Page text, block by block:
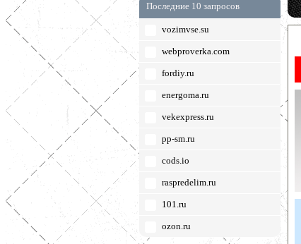
Последние 10 запросов
vozimvse.su
webproverka.com
fordiy.ru
energoma.ru
vekexpress.ru
pp-sm.ru
cods.io
raspredelim.ru
101.ru
ozon.ru